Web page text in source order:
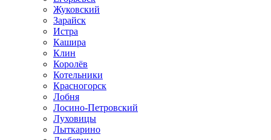
Жуковский
Зарайск
Истра
Кашира
Клин
Королёв
Котельники
Красногорск
Лобня
Лосино-Петровский
Луховицы
Лыткарино